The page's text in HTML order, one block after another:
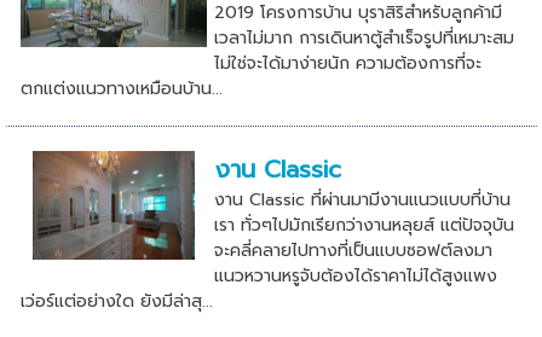
2019 โครงการบ้าน บุราสิริสำหรับลูกค้ามี
เวลาไม่มาก การเดินหาตู้สำเร็จรูปที่เหมาะสม
ไม่ใช่จะได้มาง่ายนัก ความต้องการที่จะ
ตกแต่งแนวทางเหมือนบ้าน...
งาน Classic
งาน Classic ที่ผ่านมามีงานแนวแบบที่บ้าน
เรา ทั่วๆไปมักเรียกว่างานหลุยส์ แต่ปัจจุบัน
จะคลี่คลายไปทางที่เป็นแบบซอฟต์ลงมา
แนวหวานหรูจับต้องได้ราคาไม่ได้สูงแพง
เว่อร์แต่อย่างใด ยังมีล่าสุ...